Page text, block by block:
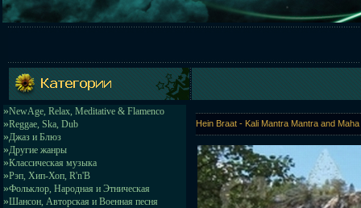
»NewAge, Relax, Meditative & Flamenco
»Reggae, Ska, Dub
»Джаз и Блюз
»Другие жанры
»Классическая музыка
»Рэп, Хип-Хоп, R'n'B
»Фольклор, Народная и Этническая
»Шансон, Авторская и Военная песня
Hein Braat - Kali Mantra Mantra and